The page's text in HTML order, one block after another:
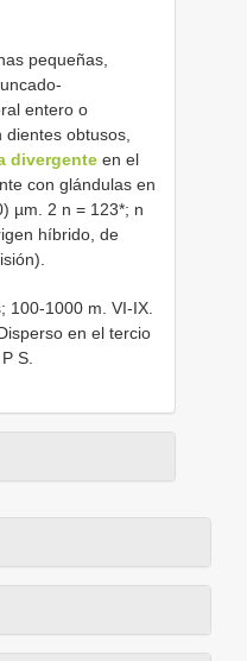
pequeñas,
entero o
obtusos,
divergente en el
con glándulas en
µm. 2 n = 123*; n
híbrido, de
100-1000 m. VI-IX.
en el tercio
S.